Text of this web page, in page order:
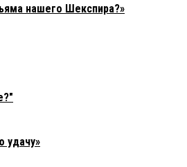
нашего Шекспира?»
удачу»